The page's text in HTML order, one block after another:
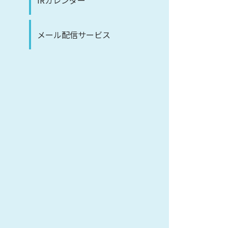
メール配信サービス